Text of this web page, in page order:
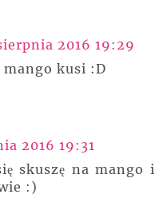
2016 19:29
mango kusi :D
2016 19:31
skuszę na mango i
:)